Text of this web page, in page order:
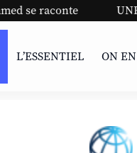
UNESCO | L'Afrique
L’ESSENTIEL ON